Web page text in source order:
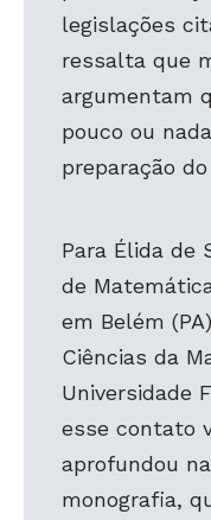
legislações
ressalta que
argumentam
pouco ou
preparação
Para Élida de
de
em Belém
Ciências da
Universidade
esse contato
aprofundou
monografia,